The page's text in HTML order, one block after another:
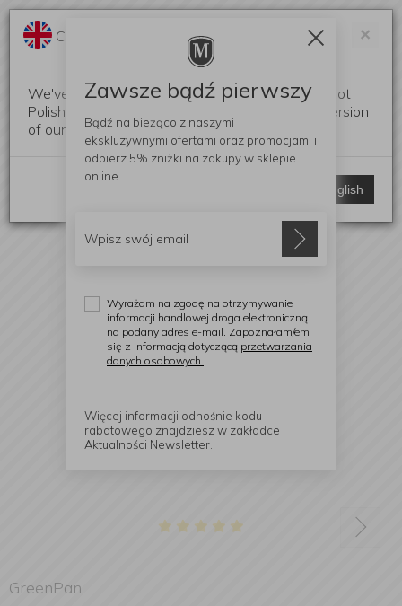
GreenPan
×
Change language?
We've detected that your browser language is not
Polish. Would you like to switch to the English version
of our website?
Switch to English
Zawsze bądź pierwszy
Bądź na bieżąco z naszymi
ekskluzywnymi ofertami oraz promocjami i
odbierz 5% zniżki na zakupy w sklepie
online.
Wyrażam na zgodę na otrzymywanie
informacji handlowej droga elektroniczną
na podany adres e-mail. Zapoznałam/em
się z informacją dotyczącą przetwarzania
danych osobowych.
Więcej informacji odnośnie kodu
rabatowego znajdziesz w zakładce
Aktualności Newsletter.